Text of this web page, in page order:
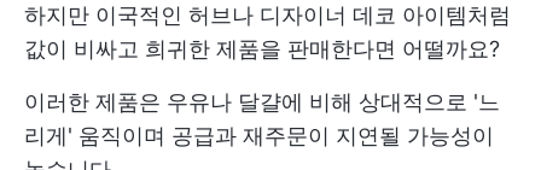
하지만 이국적인 허브나 디자이너 데코 아이템처럼
값이 비싸고 희귀한 제품을 판매한다면 어떨까요?
이러한 제품은 우유나 달걀에 비해 상대적으로 '느
리게' 움직이며 공급과 재주문이 지연될 가능성이